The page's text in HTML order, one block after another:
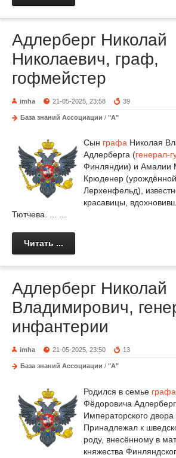
Адлерберг Николай
Николаевич, граф,
гофмейстер
imha 21-05-2025, 23:58 39
База знаний Ассоциации / "А"
Сын графа Николая
Адлерберга (генерал-
Финляндии) и Амалии
Крюденер
Лерхенфельд),
красавицы,
Тютчева. ... ...
Читать ...
Адлерберг Николай
Владимирович,
инфантерии
imha 21-05-2025, 23:50 13
База знаний Ассоциации / "А"
Родился в семье графа
Фёдоровича
Императорского двора
Принадлежал к
роду, внесённому в
княжества